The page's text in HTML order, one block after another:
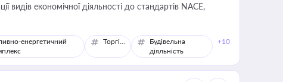
видів економічної діяльності до стандартів NACE,
енергетичний
Торгівля
Будівельна
діяльність
+10